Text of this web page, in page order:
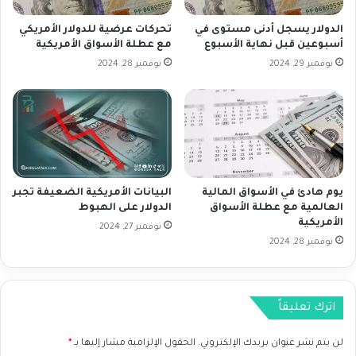
و
ا
ل
ب
ا
ن
ا
ت
ا
ل
ا
ق
ت
ص
د
ي
ل
الدولار يسجل أدنى مستوى في
أسبوعين قبل نهاية الأسبوع
نوفمبر 29, 2024
تحركات عرضية للدولار الأمريكي
مع عطلة الأسواق الأمريكية
نوفمبر 28, 2024
يوم هادئ في الأسواق المالية
العالمية مع عطلة الأسواق
الأمريكية
نوفمبر 28, 2024
البيانات الأمريكية الضعيفة تجبر
الدولار على الهبوط
نوفمبر 27, 2024
اترك تعليقاً
لن يتم نشر عنوان بريدك الإلكتروني. الحقول الإلزامية مشار إليها بـ *